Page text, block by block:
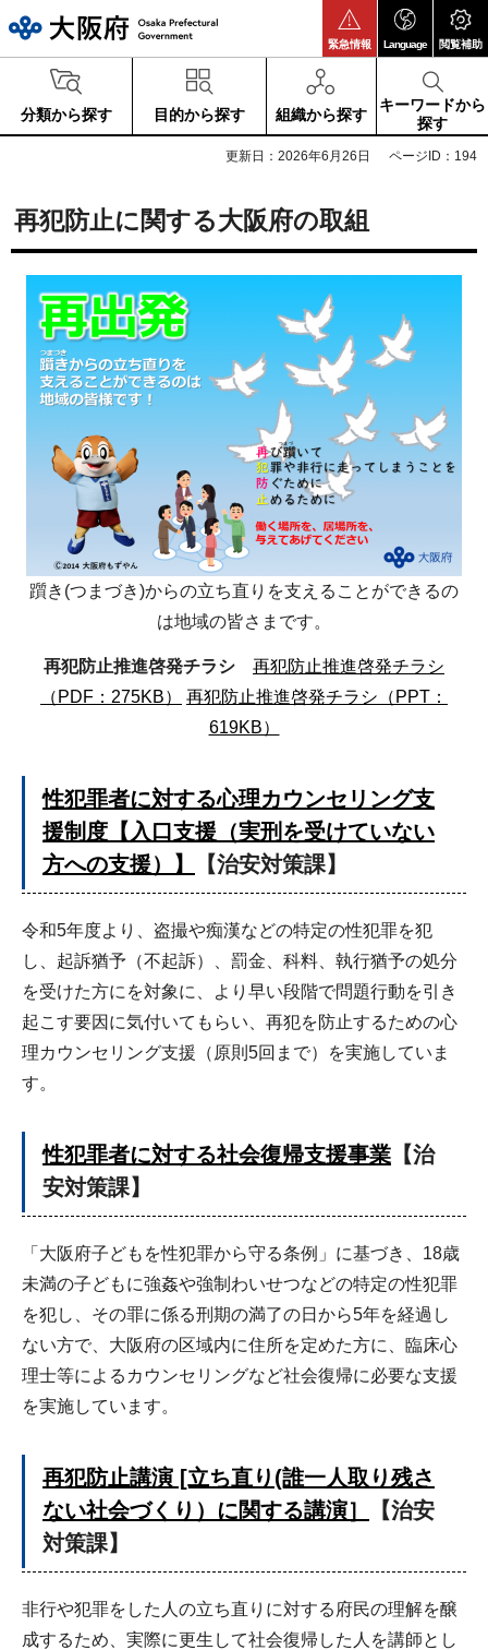
緊急情報 Language 閲覧補助
分類から探す 目的から探す 組織から探す
キーワードから
探す
更新日：2026年6月26日 ページID：194
再犯防止に関する大阪府の取組
躓き(つまづき)からの立ち直りを支えることができるの
は地域の皆さまです。
再犯防止推進啓発チラシ
再犯防止推進啓発チラシ
（PDF：275KB）
再犯防止推進啓発チラシ（PPT：
619KB）
性犯罪者に対する心理カウンセリング支
援制度【入口支援（実刑を受けていない
方への支援）】
【治安対策課】
令和5年度より、盗撮や痴漢などの特定の性犯罪を犯
し、起訴猶予（不起訴）、罰金、科料、執行猶予の処分
を受けた方にを対象に、より早い段階で問題行動を引き
起こす要因に気付いてもらい、再犯を防止するための心
理カウンセリング支援（原則5回まで）を実施していま
す。
性犯罪者に対する社会復帰支援事業 【治
安対策課】
「大阪府子どもを性犯罪から守る条例」に基づき、18歳
未満の子どもに強姦や強制わいせつなどの特定の性犯罪
を犯し、その罪に係る刑期の満了の日から5年を経過し
ない方で、大阪府の区域内に住所を定めた方に、臨床心
理士等によるカウンセリングなど社会復帰に必要な支援
を実施しています。
再犯防止講演 [立ち直り(誰一人取り残さ
ない社会づくり）に関する講演］
【治安
対策課】
非行や犯罪をした人の立ち直りに対する府民の理解を醸
成するため、実際に更生して社会復帰した人を講師とし